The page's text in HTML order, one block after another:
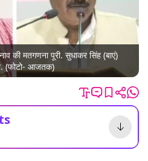
की मतगणना पूरी. सुधाकर सिंह (बाएं)
(फोटो- आजतक)